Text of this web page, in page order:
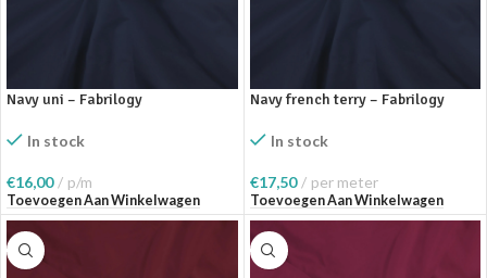
Navy uni – Fabrilogy
In stock
€16,00 p/m
Toevoegen Aan Winkelwagen
Navy french terry – Fabrilogy
In stock
€17,50 per meter
Toevoegen Aan Winkelwagen